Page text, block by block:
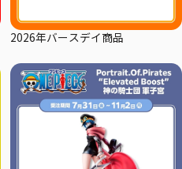
2026年バースデイ商品